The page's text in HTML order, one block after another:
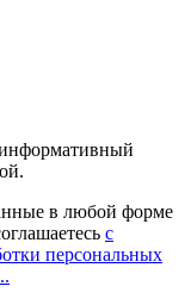
в любой форме
с
персональных